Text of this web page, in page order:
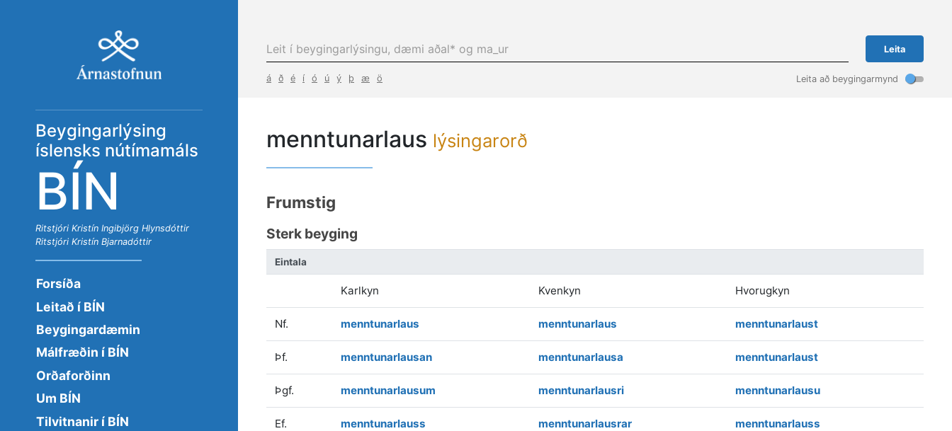
Beygingarlýsing
íslensks nútímamáls
BÍN
Ritstjóri Kristín Ingibjörg Hlynsdóttir
Ritstjóri Kristín Bjarnadóttir
Forsíða
Leitað í BÍN
Beygingardæmin
Málfræðin í BÍN
Orðaforðinn
Um BÍN
Tilvitnanir í BÍN
Leita
á ð é í ó ú ý þ æ ö Leita að beygingarmynd
menntunarlaus lýsingarorð
Frumstig
Sterk beyging
Eintala
Karlkyn Kvenkyn Hvorugkyn
Nf. menntunarlaus menntunarlaus menntunarlaust
Þf. menntunarlausan menntunarlausa menntunarlaust
Þgf. menntunarlausum menntunarlausri menntunarlausu
Ef. menntunarlauss menntunarlausrar menntunarlauss